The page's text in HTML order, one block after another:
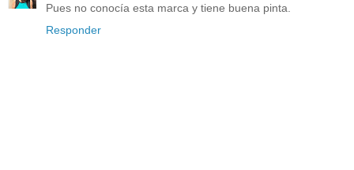
Pues no conocía esta marca y tiene buena pinta.
Responder